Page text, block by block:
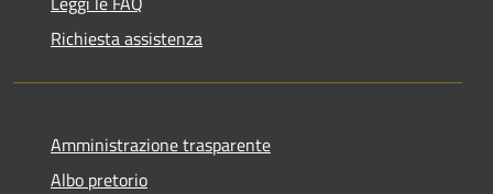
Richiesta assistenza
Amministrazione trasparente
Albo pretorio